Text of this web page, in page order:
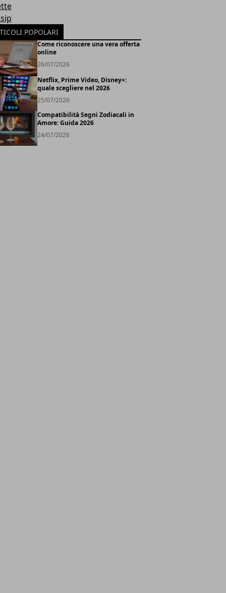
POPOLARI
Come riconoscere una vera offerta
online
26/07/2026
Netflix, Prime Video, Disney+:
quale scegliere nel 2026
25/07/2026
Compatibilità Segni Zodiacali in
Amore: Guida 2026
24/07/2026